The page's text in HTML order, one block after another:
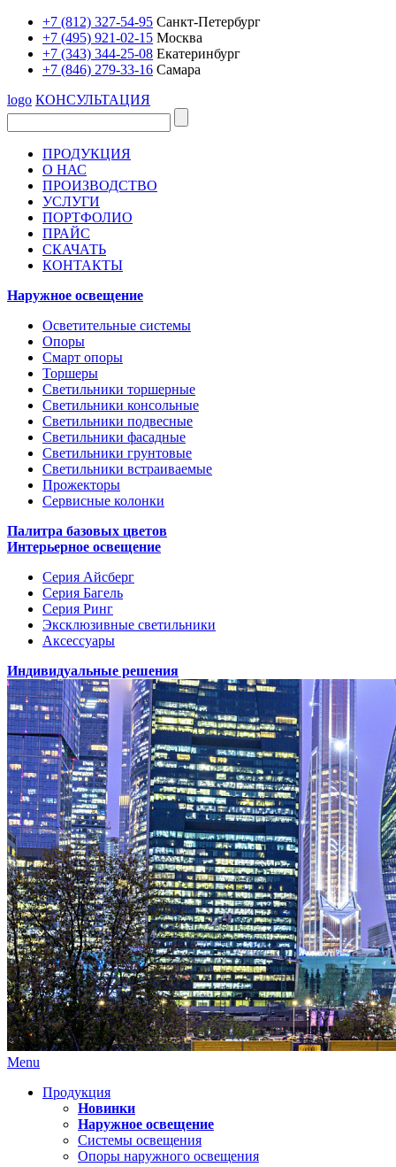
+7 (812) 327-54-95 Санкт-Петербург
+7 (495) 921-02-15 Москва
+7 (343) 344-25-08 Екатеринбург
+7 (846) 279-33-16 Самара
logo КОНСУЛЬТАЦИЯ
ПРОДУКЦИЯ
О НАС
ПРОИЗВОДСТВО
УСЛУГИ
ПОРТФОЛИО
ПРАЙС
СКАЧАТЬ
КОНТАКТЫ
Наружное освещение
Осветительные системы
Опоры
Смарт опоры
Торшеры
Светильники торшерные
Светильники консольные
Светильники подвесные
Светильники фасадные
Светильники грунтовые
Светильники встраиваемые
Прожекторы
Сервисные колонки
Палитра базовых цветов
Интерьерное освещение
Серия Айсберг
Серия Багель
Серия Ринг
Эксклюзивные светильники
Аксессуары
Индивидуальные решения
Menu
Продукция
Новинки
Наружное освещение
Системы освещения
Опоры наружного освещения